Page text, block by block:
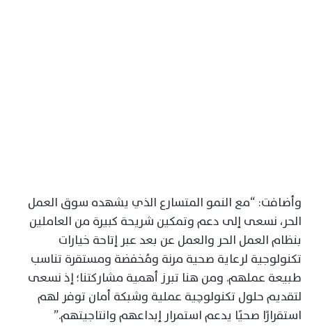
وأضافت: “مع النمو المتسارع الذي يشهده سوق العمل
الحر، نسعى إلى دعم وتمكين شريحة كبيرة من العاملين
بنظام العمل الحر والعمل عن بعد عبر إتاحة خيارات
تكنولوجية لرعاية صحية مرنة ومُخفضة ومستقرة تناسب
طبيعة عملهم. ومن هنا تبرز أهمية مشاركتنا؛ إذ نسعى
لتقديم حلول تكنولوچية عملية وشبكة أمان توفر لهم
استقرارًا صحيًا يدعم استمرار إبداعهم وانتاجيتهم.”